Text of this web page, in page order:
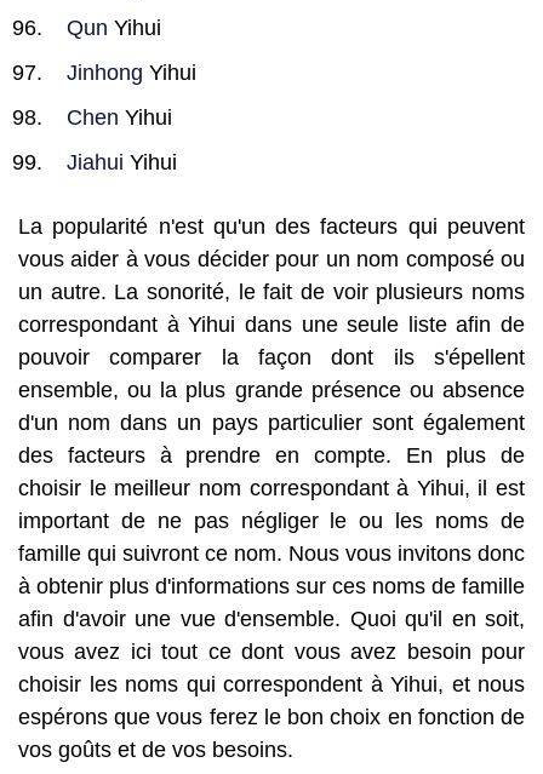
Qun Yihui
Jinhong Yihui
Chen Yihui
Jiahui Yihui
La popularité n'est qu'un des facteurs qui peuvent
vous aider à vous décider pour un nom composé ou
un autre. La sonorité, le fait de voir plusieurs noms
correspondant à Yihui dans une seule liste afin de
pouvoir comparer la façon dont ils s'épellent
ensemble, ou la plus grande présence ou absence
d'un nom dans un pays particulier sont également
des facteurs à prendre en compte. En plus de
choisir le meilleur nom correspondant à Yihui, il est
important de ne pas négliger le ou les noms de
famille qui suivront ce nom. Nous vous invitons donc
à obtenir plus d'informations sur ces noms de famille
afin d'avoir une vue d'ensemble. Quoi qu'il en soit,
vous avez ici tout ce dont vous avez besoin pour
choisir les noms qui correspondent à Yihui, et nous
espérons que vous ferez le bon choix en fonction de
vos goûts et de vos besoins.